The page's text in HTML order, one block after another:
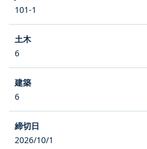
101-1
6
6
2026/10/1